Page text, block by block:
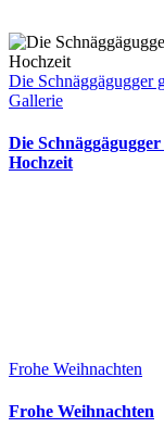
Die Schnäggägugger
Gallerie
Die
Hochzeit
Frohe Weihnachten
Frohe Weihnachten